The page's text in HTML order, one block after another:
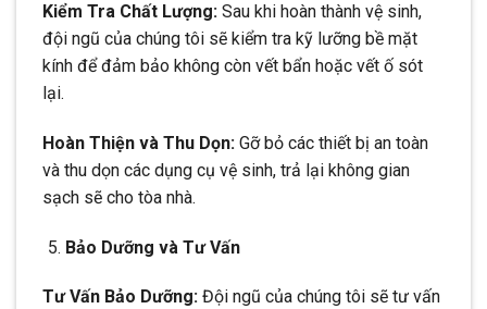
Kiểm Tra Chất Lượng: Sau khi hoàn thành vệ sinh,
đội ngũ của chúng tôi sẽ kiểm tra kỹ lưỡng bề mặt
kính để đảm bảo không còn vết bẩn hoặc vết ố sót
lại.
Hoàn Thiện và Thu Dọn: Gỡ bỏ các thiết bị an toàn
và thu dọn các dụng cụ vệ sinh, trả lại không gian
sạch sẽ cho tòa nhà.
Bảo Dưỡng và Tư Vấn
Tư Vấn Bảo Dưỡng: Đội ngũ của chúng tôi sẽ tư vấn